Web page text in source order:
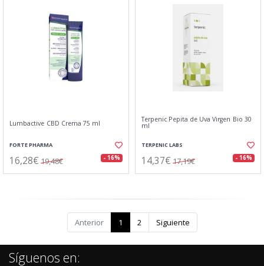
Lumbactive CBD Crema 75 ml
FORTE PHARMA
16,28€ 19,48€ - 16%
Terpenic Pepita de Uva Virgen Bio 30
ml
TERPENIC LABS
14,37€ 17,19€ - 16%
Anterior 1 2 Siguiente
Síguenos en: